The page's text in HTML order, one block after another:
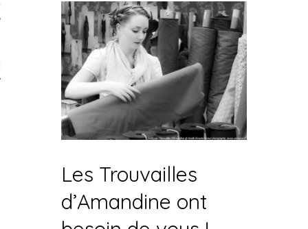
Les Trouvailles
d’Amandine ont